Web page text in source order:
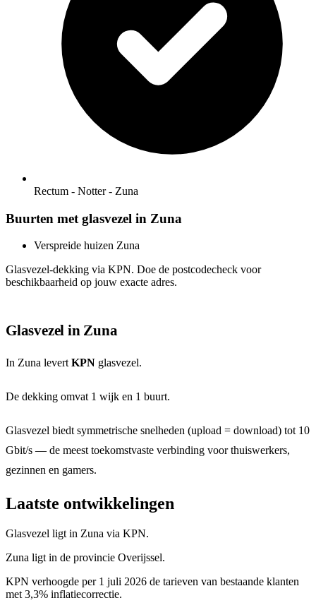
Rectum - Notter - Zuna
Buurten met glasvezel in Zuna
Verspreide huizen Zuna
Glasvezel-dekking via KPN. Doe de postcodecheck voor
beschikbaarheid op jouw exacte adres.
Glasvezel in Zuna
In Zuna levert KPN glasvezel.
De dekking omvat 1 wijk en 1 buurt.
Glasvezel biedt symmetrische snelheden (upload = download) tot 10
Gbit/s — de meest toekomstvaste verbinding voor thuiswerkers,
gezinnen en gamers.
Laatste ontwikkelingen
Glasvezel ligt in Zuna via KPN.
Zuna ligt in de provincie Overijssel.
KPN verhoogde per 1 juli 2026 de tarieven van bestaande klanten
met 3,3% inflatiecorrectie.